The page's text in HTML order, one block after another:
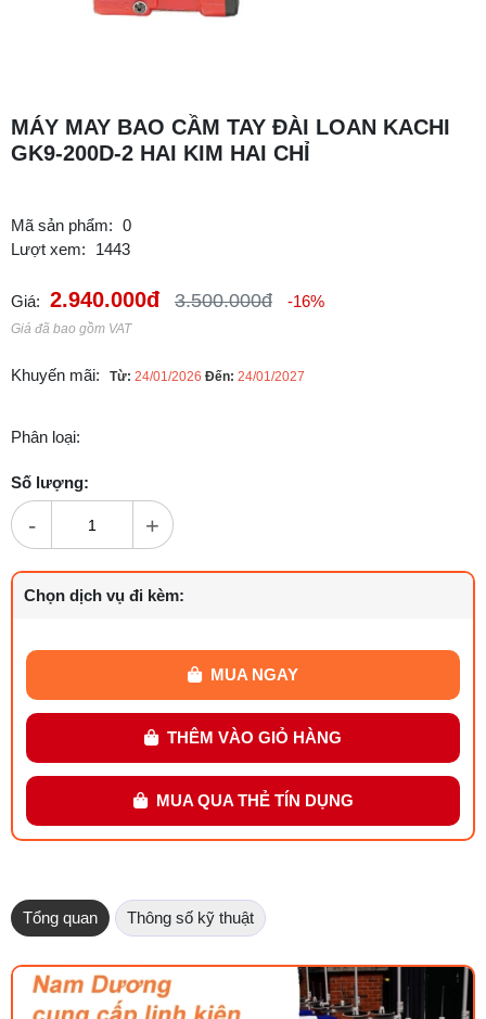
MÁY MAY BAO CẦM TAY ĐÀI LOAN KACHI
GK9-200D-2 HAI KIM HAI CHỈ
Mã sản phẩm: 0
Lượt xem:
1443
Giá: 2.940.000đ 3.500.000đ -16%
Giá đã bao gồm VAT
Khuyến mãi: Từ: 24/01/2026 Đến: 24/01/2027
Phân loại:
Số lượng:
- +
Chọn dịch vụ đi kèm:
MUA NGAY
THÊM VÀO GIỎ HÀNG
MUA QUA THẺ TÍN DỤNG
Tổng quan Thông số kỹ thuật